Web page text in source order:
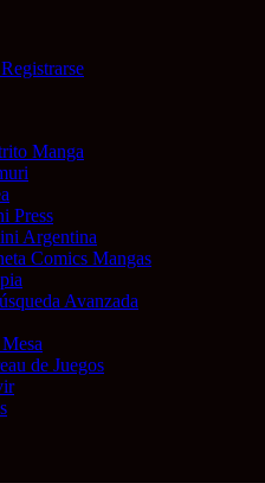
Manga
Press
Argentina
Comics Mangas
Avanzada
de Juegos